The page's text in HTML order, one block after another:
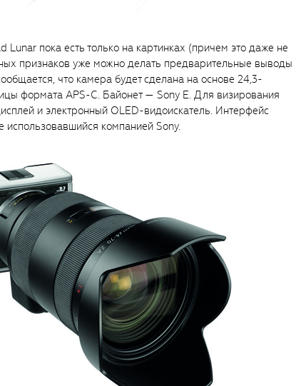
Lunar пока есть только на картинках (причем это даже не
признаков уже можно делать предварительные выводы
что камера будет сделана на основе 24,3-
формата APS-C. Байонет — Sony E. Для визирования
и электронный OLED-видоискатель. Интерфейс
использовавшийся компанией Sony.